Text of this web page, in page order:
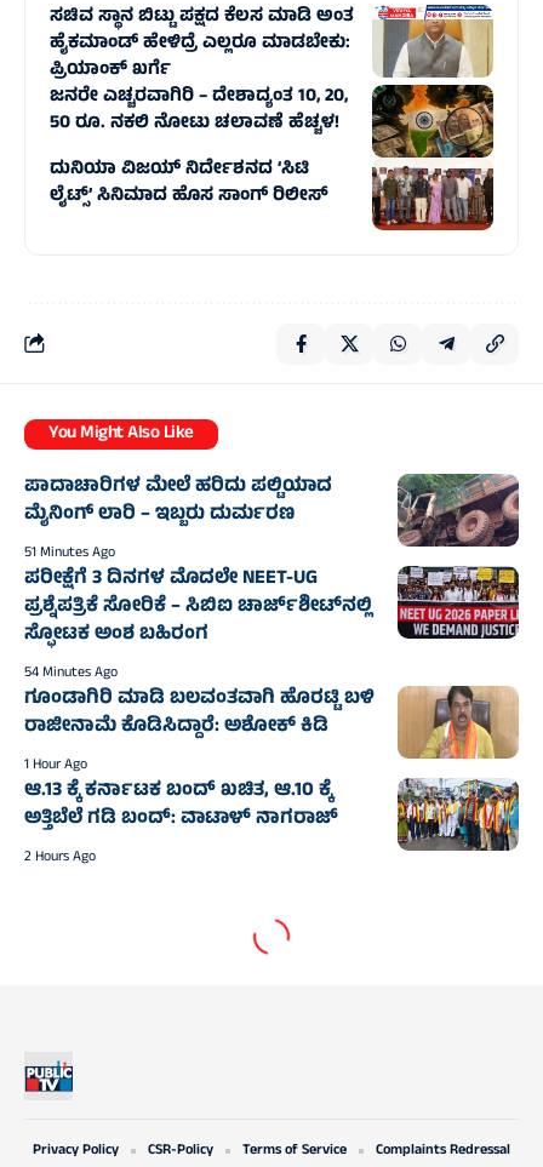
ಸಚಿವ ಸ್ಥಾನ ಬಿಟ್ಟು ಪಕ್ಷದ ಕೆಲಸ ಮಾಡಿ ಅಂತ
ಹೈಕಮಾಂಡ್ ಹೇಳಿದ್ರೆ ಎಲ್ಲರೂ ಮಾಡಬೇಕು:
ಪ್ರಿಯಾಂಕ್ ಖರ್ಗೆ
ಜನರೇ ಎಚ್ಚರವಾಗಿರಿ – ದೇಶಾದ್ಯಂತ 10, 20,
50 ರೂ. ನಕಲಿ ನೋಟು ಚಲಾವಣೆ ಹೆಚ್ಚಳ!
ದುನಿಯಾ ವಿಜಯ್ ನಿರ್ದೇಶನದ ‘ಸಿಟಿ
ಲೈಟ್ಸ್’ ಸಿನಿಮಾದ ಹೊಸ ಸಾಂಗ್ ರಿಲೀಸ್
You Might Also Like
ಪಾದಾಚಾರಿಗಳ ಮೇಲೆ ಹರಿದು ಪಲ್ಟಿಯಾದ
ಮೈನಿಂಗ್‌ ಲಾರಿ – ಇಬ್ಬರು ದುರ್ಮರಣ
51 Minutes Ago
ಪರೀಕ್ಷೆಗೆ 3 ದಿನಗಳ ಮೊದಲೇ NEET-UG
ಪ್ರಶ್ನೆಪತ್ರಿಕೆ ಸೋರಿಕೆ – ಸಿಬಿಐ ಚಾರ್ಜ್‌ಶೀಟ್‌ನಲ್ಲಿ
ಸ್ಫೋಟಕ ಅಂಶ ಬಹಿರಂಗ
54 Minutes Ago
ಗೂಂಡಾಗಿರಿ ಮಾಡಿ ಬಲವಂತವಾಗಿ ಹೊರಟ್ಟಿ ಬಳಿ
ರಾಜೀನಾಮೆ ಕೊಡಿಸಿದ್ದಾರೆ: ಅಶೋಕ್‌ ಕಿಡಿ
1 Hour Ago
ಆ.13 ಕ್ಕೆ ಕರ್ನಾಟಕ ಬಂದ್ ಖಚಿತ, ಆ.10 ಕ್ಕೆ
ಅತ್ತಿಬೆಲೆ ಗಡಿ ಬಂದ್: ವಾಟಾಳ್ ನಾಗರಾಜ್
2 Hours Ago
Privacy Policy CSR-Policy Terms of Service
Complaints Redressal